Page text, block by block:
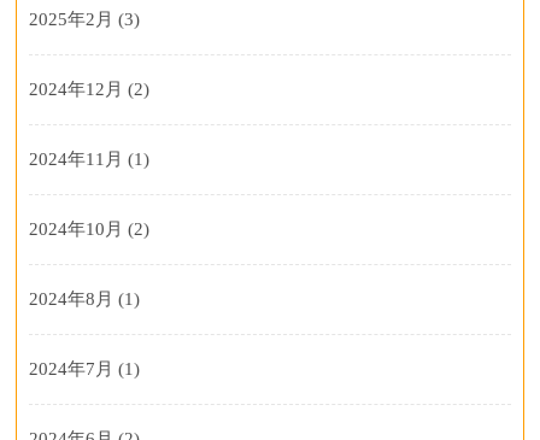
2025年2月 (3)
2024年12月 (2)
2024年11月 (1)
2024年10月 (2)
2024年8月 (1)
2024年7月 (1)